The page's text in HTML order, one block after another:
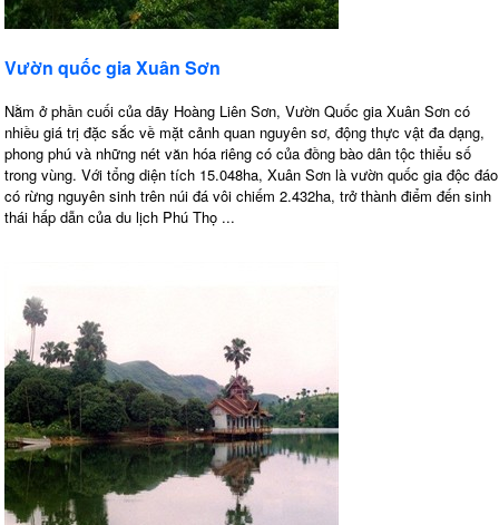
Vườn quốc gia Xuân Sơn
Nằm ở phần cuối của dãy Hoàng Liên Sơn, Vườn Quốc gia Xuân Sơn có
nhiều giá trị đặc sắc về mặt cảnh quan nguyên sơ, động thực vật đa dạng,
phong phú và những nét văn hóa riêng có của đồng bào dân tộc thiểu số
trong vùng. Với tổng diện tích 15.048ha, Xuân Sơn là vườn quốc gia độc đáo
có rừng nguyên sinh trên núi đá vôi chiếm 2.432ha, trở thành điểm đến sinh
thái hấp dẫn của du lịch Phú Thọ ...